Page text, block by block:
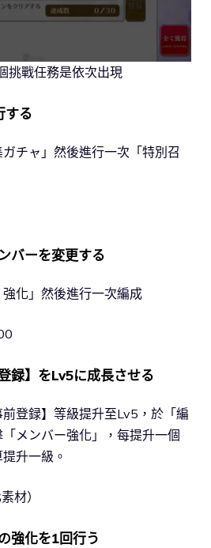
挑戰任務是依次出現
する
チャ」然後進行一次「特別召
バーを変更する
化」然後進行一次編成
録】をLv5に成長させる
登録】等級提升至Lv5，於「編
メンバー強化」，每提升一個
升一級。
材）
強化を1回行う